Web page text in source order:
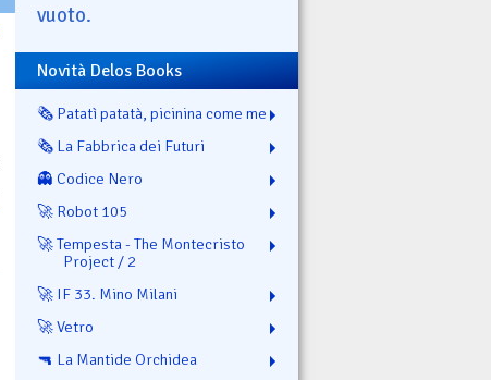
vuoto.
Novità Delos Books
🗞️ Patatì patatà, picinina come me
🗞️ La Fabbrica dei Futuri
👻 Codice Nero
🚀 Robot 105
🚀 Tempesta - The Montecristo
Project / 2
🚀 IF 33. Mino Milani
🚀 Vetro
🔫 La Mantide Orchidea